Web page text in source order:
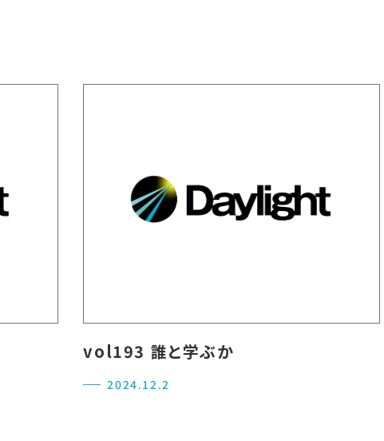
vol193 誰と学ぶか
2024.12.2